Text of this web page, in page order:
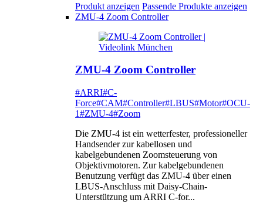
Produkt anzeigen Passende Produkte anzeigen
ZMU-4 Zoom Controller
ZMU-4 Zoom Controller
#ARRI#C-
Force#CAM#Controller#LBUS#Motor#OCU-
1#ZMU-4#Zoom
Die ZMU-4 ist ein wetterfester, professioneller
Handsender zur kabellosen und
kabelgebundenen Zoomsteuerung von
Objektivmotoren. Zur kabelgebundenen
Benutzung verfügt das ZMU-4 über einen
LBUS-Anschluss mit Daisy-Chain-
Unterstützung um ARRI C-for...